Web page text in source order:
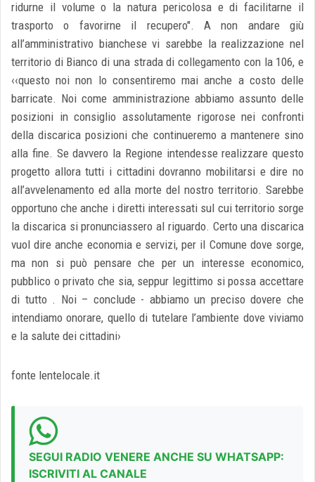
ridurne il volume o la natura pericolosa e di facilitarne il
trasporto o favorirne il recupero". A non andare giù
all’amministrativo bianchese vi sarebbe la realizzazione nel
territorio di Bianco di una strada di collegamento con la 106, e
‹‹questo noi non lo consentiremo mai anche a costo delle
barricate. Noi come amministrazione abbiamo assunto delle
posizioni in consiglio assolutamente rigorose nei confronti
della discarica posizioni che continueremo a mantenere sino
alla fine. Se davvero la Regione intendesse realizzare questo
progetto allora tutti i cittadini dovranno mobilitarsi e dire no
all’avvelenamento ed alla morte del nostro territorio. Sarebbe
opportuno che anche i diretti interessati sul cui territorio sorge
la discarica si pronunciassero al riguardo. Certo una discarica
vuol dire anche economia e servizi, per il Comune dove sorge,
ma non si può pensare che per un interesse economico,
pubblico o privato che sia, seppur legittimo si possa accettare
di tutto . Noi – conclude - abbiamo un preciso dovere che
intendiamo onorare, quello di tutelare l’ambiente dove viviamo
e la salute dei cittadini›
fonte lentelocale.it
SEGUI RADIO VENERE ANCHE SU WHATSAPP:
ISCRIVITI AL CANALE